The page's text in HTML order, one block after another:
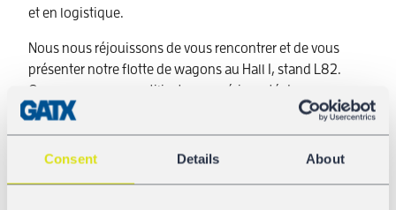
Consent Details About
et en logistique.
Nous nous réjouissons de vous rencontrer et de vous
présenter notre flotte de wagons au Hall 1, stand L82.
Que vous soyez un utilisateur expérimenté de wagons ou
que vous cherchiez à changer votre mode de transport
pour le rail, nous sommes prêts à répondre à vos
questions et à vos demandes. Nos partenaires